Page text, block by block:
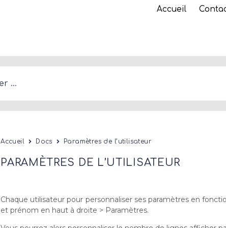
Accueil
Accueil Docs Paramètres de l’utilisateur
PARAMÈTRES DE L’UTILISATEUR
Chaque utilisateur pour personnaliser ses paramètres en
et prénom en haut à droite > Paramètres.